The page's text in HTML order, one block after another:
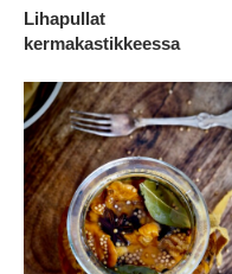
Lihapullat
kermakastikkeessa